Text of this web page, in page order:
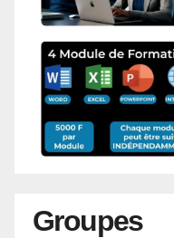
Groupes